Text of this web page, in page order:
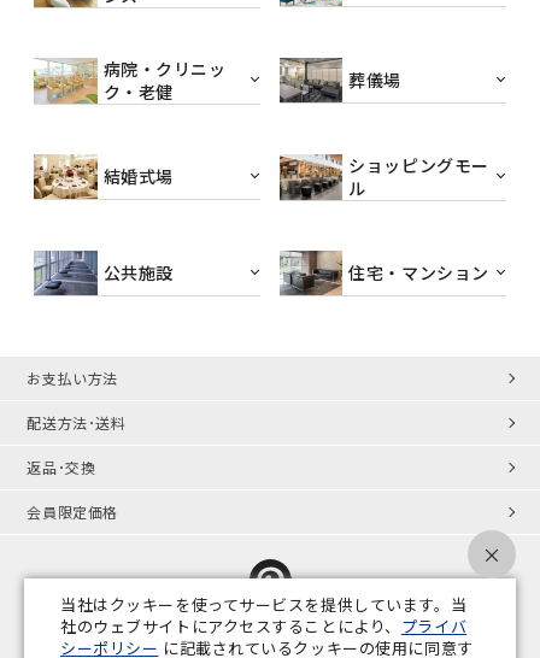
病院・クリニッ
ク・老健
葬儀場
結婚式場
ショッピングモー
ル
公共施設 住宅・マンション
お支払い方法
配送方法･送料
返品･交換
会員限定価格
プライバシーポリシー 特定商取引法 会社概要 業務用家具コラム
当社はクッキーを使ってサービスを提供しています。当
社のウェブサイトにアクセスすることにより、 プライバ
シーポリシー に記載されているクッキーの使用に同意す
×